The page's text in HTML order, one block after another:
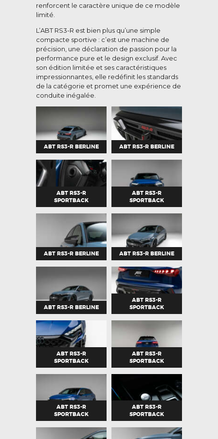
renforcent le caractère unique de ce modèle
limité.
L’ABT RS3-R est bien plus qu’une simple
compacte sportive : c’est une machine de
précision, une déclaration de passion pour la
performance pure et le design exclusif. Avec
son édition limitée et ses caractéristiques
impressionnantes, elle redéfinit les standards
de la catégorie et promet une expérience de
conduite inégalée.
ABT RS3-R BERLINE ABT RS3-R BERLINE
ABT RS3-R
SPORTBACK
ABT RS3-R
SPORTBACK
ABT RS3-R BERLINE ABT RS3-R BERLINE
ABT RS3-R BERLINE
ABT RS3-R
SPORTBACK
ABT RS3-R
SPORTBACK
ABT RS3-R
SPORTBACK
ABT RS3-R
SPORTBACK
ABT RS3-R
SPORTBACK